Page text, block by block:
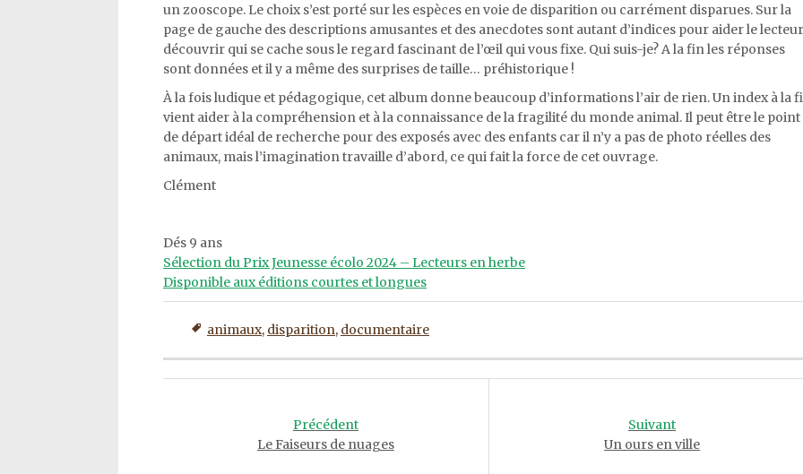
un zooscope. Le choix s’est porté sur les espèces en voie de disparition ou carrément disparues. Sur la
page de gauche des descriptions amusantes et des anecdotes sont autant d’indices pour aider le
découvrir qui se cache sous le regard fascinant de l’œil qui vous fixe. Qui suis-je? A la fin les réponses
sont données et il y a même des surprises de taille… préhistorique !
À la fois ludique et pédagogique, cet album donne beaucoup d’informations l’air de rien. Un index à la
vient aider à la compréhension et à la connaissance de la fragilité du monde animal. Il peut être le point
de départ idéal de recherche pour des exposés avec des enfants car il n’y a pas de photo réelles des
animaux, mais l’imagination travaille d’abord, ce qui fait la force de cet ouvrage.
Clément
Dés 9 ans
Sélection du Prix Jeunesse écolo 2024 – Lecteurs en herbe
Disponible aux éditions courtes et longues
animaux, disparition, documentaire
Précédent
Le Faiseurs de nuages
Suivant
Un ours en ville